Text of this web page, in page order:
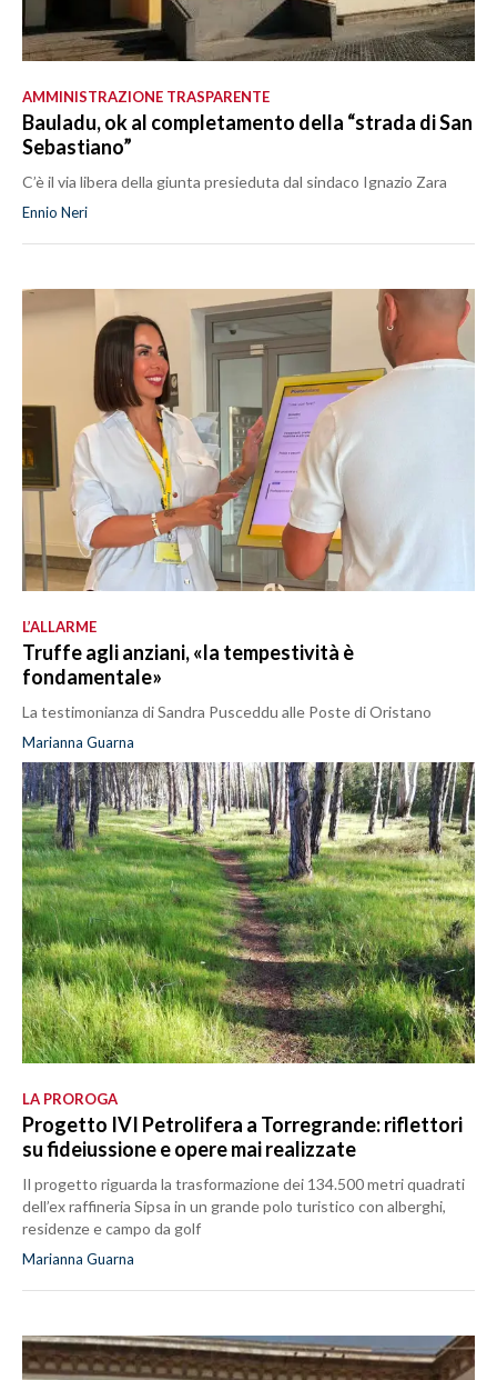
AMMINISTRAZIONE TRASPARENTE
Bauladu, ok al completamento della “strada di San
Sebastiano”
C’è il via libera della giunta presieduta dal sindaco Ignazio Zara
Ennio Neri
L’ALLARME
Truffe agli anziani, «la tempestività è
fondamentale»
La testimonianza di Sandra Pusceddu alle Poste di Oristano
Marianna Guarna
LA PROROGA
Progetto IVI Petrolifera a Torregrande: riflettori
su fideiussione e opere mai realizzate
Il progetto riguarda la trasformazione dei 134.500 metri quadrati
dell’ex raffineria Sipsa in un grande polo turistico con alberghi,
residenze e campo da golf
Marianna Guarna